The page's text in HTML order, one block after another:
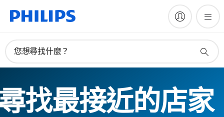
您想尋找什麼？
找最接近的店家